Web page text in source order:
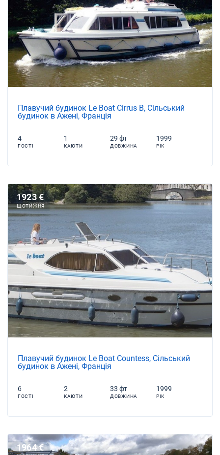
Плавучий будинок Le Boat Cirrus B, Сільський
будинок в Ажені, Франція
4
ГОСТІ
1
КАЮТИ
29 фт
ДОВЖИНА
1999
РІК
1923 €
ЩОТИЖНЯ
Плавучий будинок Le Boat Countess, Сільський
будинок в Ажені, Франція
6
ГОСТІ
2
КАЮТИ
33 фт
ДОВЖИНА
1999
РІК
1964 €